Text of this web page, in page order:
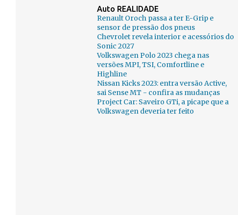
Auto REALIDADE
Renault Oroch passa a ter E-Grip e
sensor de pressão dos pneus
Chevrolet revela interior e acessórios do
Sonic 2027
Volkswagen Polo 2023 chega nas
versões MPI, TSI, Comfortline e
Highline
Nissan Kicks 2023: entra versão Active,
sai Sense MT - confira as mudanças
Project Car: Saveiro GTi, a picape que a
Volkswagen deveria ter feito